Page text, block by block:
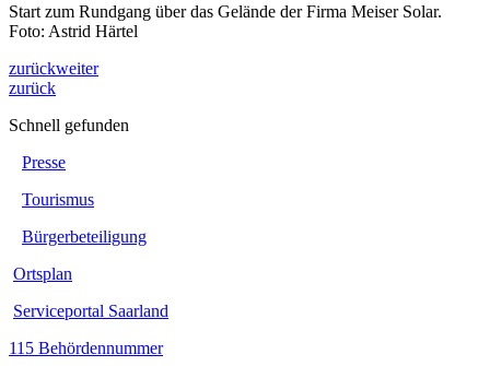
Start zum Rundgang über das Gelände der Firma Meiser Solar.
Foto: Astrid Härtel
zurückweiter
zurück
Schnell gefunden
Presse
Tourismus
Bürgerbeteiligung
Ortsplan
Serviceportal Saarland
115 Behördennummer